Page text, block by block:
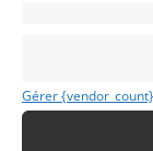
Gérer